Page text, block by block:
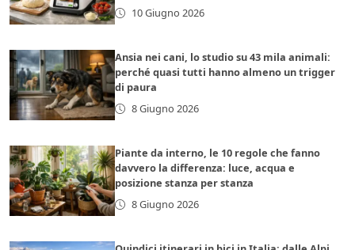
10 Giugno 2026
Ansia nei cani, lo studio su 43 mila animali:
perché quasi tutti hanno almeno un trigger
di paura
8 Giugno 2026
Piante da interno, le 10 regole che fanno
davvero la differenza: luce, acqua e
posizione stanza per stanza
8 Giugno 2026